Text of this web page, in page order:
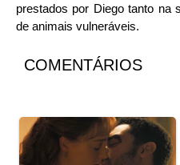
prestados por Diego tanto na
de animais vulneráveis.
COMENTÁRIOS